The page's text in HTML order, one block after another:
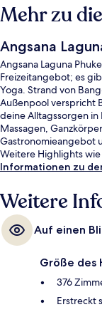
Mehr zu
Angsana
Angsana Laguna
Freizeitangebot; es
Yoga. Strand von
Außenpool verspricht
deine Alltagssorgen
Massagen,
Gastronomieangebot
Weitere Highlights
Fitnessmöglichkeiten
Informationen zu
Weitere
Auf einen
Größe des
376
Erstreckt